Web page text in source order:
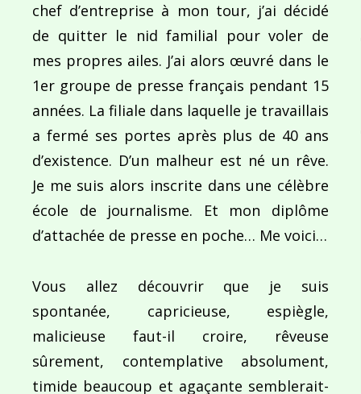
Navigation
l’article
Bonne St Valentin !
chef d’entreprise à mon tour, j’ai décidé
de quitter le nid familial pour voler de
mes propres ailes. J’ai alors œuvré dans le
1er groupe de presse français pendant 15
années. La filiale dans laquelle je travaillais
a fermé ses portes après plus de 40 ans
d’existence. D’un malheur est né un rêve.
Je me suis alors inscrite dans une célèbre
école de journalisme. Et mon diplôme
d’attachée de presse en poche… Me voici…
Vous allez découvrir que je suis
spontanée, capricieuse, espiègle,
malicieuse faut-il croire, rêveuse
sûrement, contemplative absolument,
timide beaucoup et agaçante semblerait-